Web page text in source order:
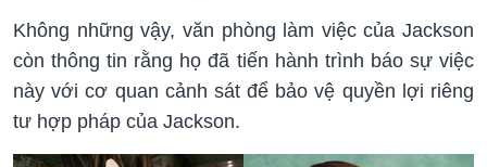
Không những vậy, văn phòng làm việc của Jackson
còn thông tin rằng họ đã tiến hành trình báo sự việc
này với cơ quan cảnh sát để bảo vệ quyền lợi riêng
tư hợp pháp của Jackson.